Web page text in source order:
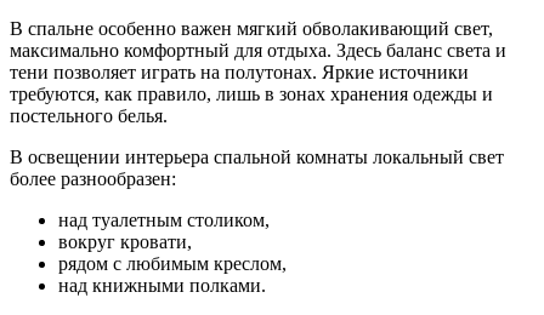
В спальне особенно важен мягкий обволакивающий свет,
максимально комфортный для отдыха. Здесь баланс света и
тени позволяет играть на полутонах. Яркие источники
требуются, как правило, лишь в зонах хранения одежды и
постельного белья.
В освещении интерьера спальной комнаты локальный свет
более разнообразен:
над туалетным столиком,
вокруг кровати,
рядом с любимым креслом,
над книжными полками.